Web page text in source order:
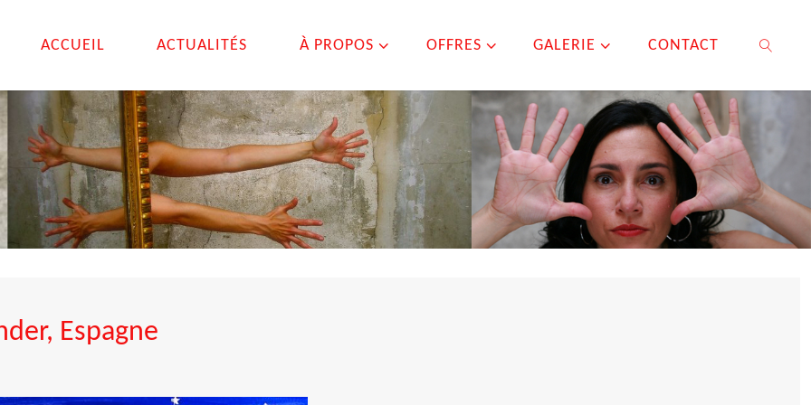
ACCUEIL ACTUALITÉS À PROPOS OFFRES GALERIE CONTACT
SEARCH
Espagne